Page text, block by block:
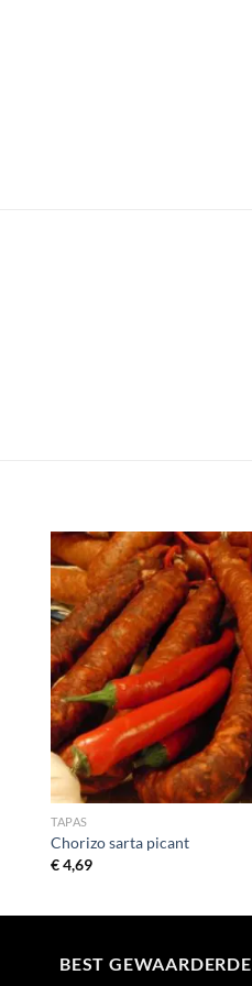
TAPAS
Chorizo sarta picant
€4,69
BEST GEWAARDERDE